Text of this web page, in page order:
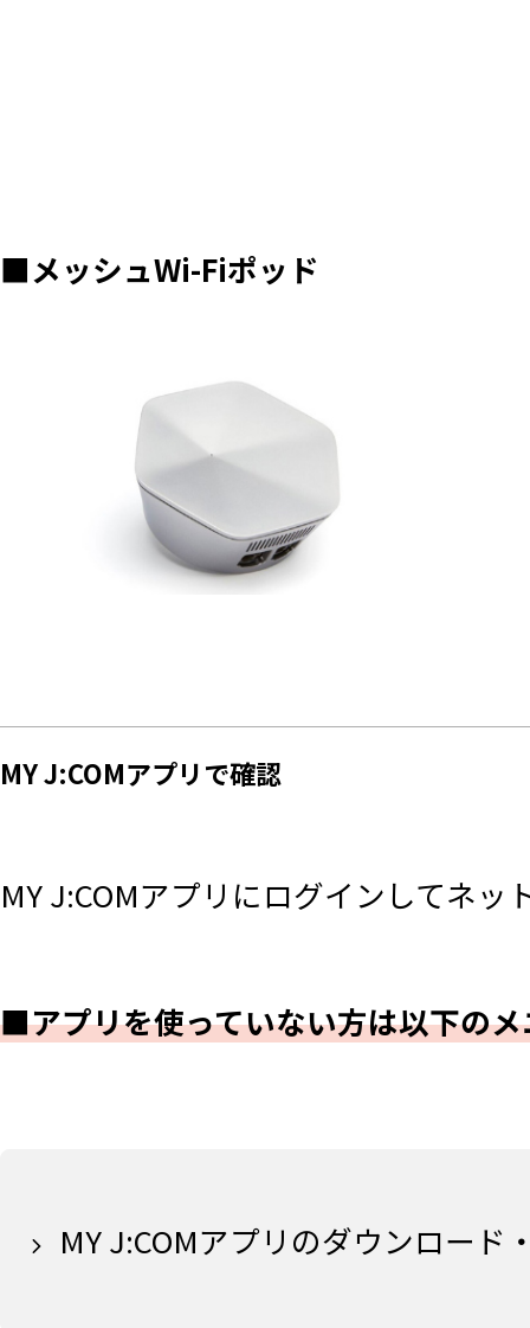
■メッシュWi-Fiポッド
MY J:COMアプリで確認
MY J:COMアプリにログインしてネ
■アプリを使っていない方は以下の
MY J:COMアプリのダウンロード